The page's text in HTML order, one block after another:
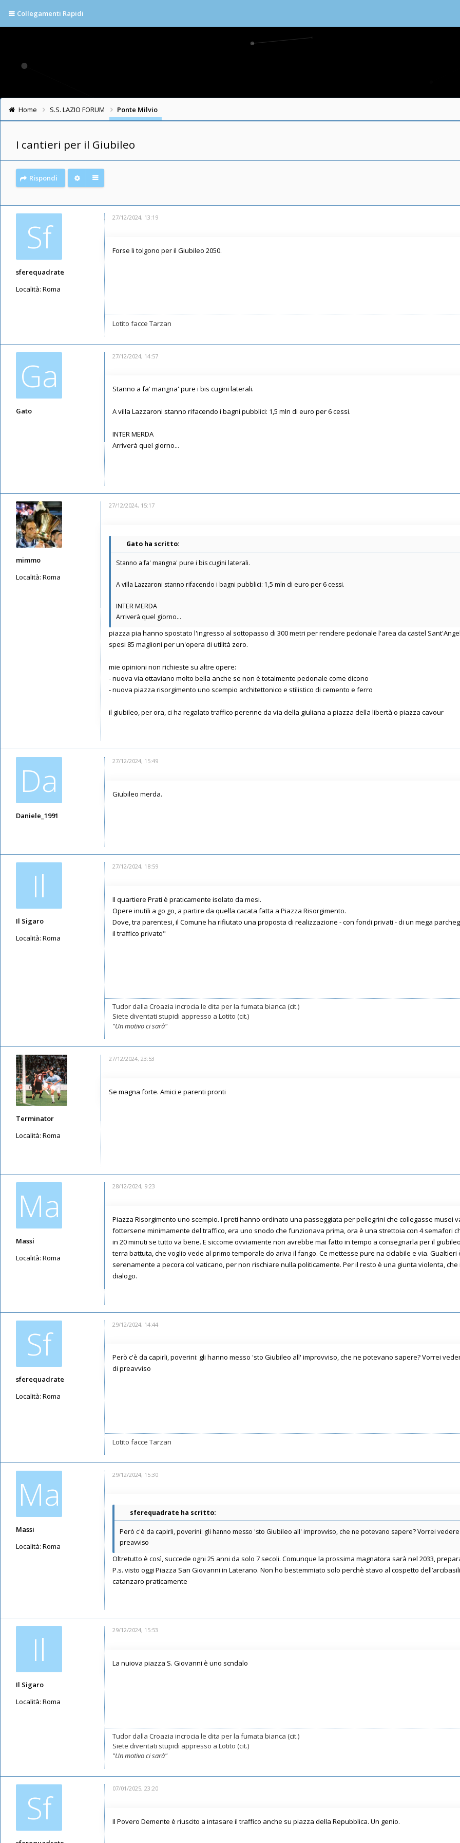
Collegamenti Rapidi
Home S.S. LAZIO FORUM Ponte Milvio
I cantieri per il Giubileo
Rispondi
Sf
sferequadrate
Località: Roma
27/12/2024, 13:19
Forse li tolgono per il Giubileo 2050.
Lotito facce Tarzan
Ga
Gato
27/12/2024, 14:57
Stanno a fa' mangna' pure i bis cugini laterali.
A villa Lazzaroni stanno rifacendo i bagni pubblici: 1,5 mln di euro per 6 cessi.
INTER MERDA
Arriverà quel giorno...
mimmo
Località: Roma
27/12/2024, 15:17
Gato ha scritto:
Stanno a fa' mangna' pure i bis cugini laterali.
A villa Lazzaroni stanno rifacendo i bagni pubblici: 1,5 mln di euro per 6 cessi.
INTER MERDA
Arriverà quel giorno...
piazza pia hanno spostato l'ingresso al sottopasso di 300 metri per rendere pedonale l'area da castel
spesi 85 maglioni per un'opera di utilità zero.
mie opinioni non richieste su altre opere:
- nuova via ottaviano molto bella anche se non è totalmente pedonale come dicono
- nuova piazza risorgimento uno scempio architettonico e stilistico di cemento e ferro
il giubileo, per ora, ci ha regalato traffico perenne da via della giuliana a piazza della libertà o piazza cavour
Da
Daniele_1991
27/12/2024, 15:49
Giubileo merda.
Il
Il Sigaro
Località: Roma
27/12/2024, 18:59
Il quartiere Prati è praticamente isolato da mesi.
Opere inutili a go go, a partire da quella cacata fatta a Piazza Risorgimento.
Dove, tra parentesi, il Comune ha rifiutato una proposta di realizzazione - con fondi privati - di un mega
il traffico privato"
Tudor dalla Croazia incrocia le dita per la fumata bianca (cit.)
Siete diventati stupidi appresso a Lotito (cit.)
"Un motivo ci sarà"
Terminator
Località: Roma
27/12/2024, 23:53
Se magna forte. Amici e parenti pronti
Ma
Massi
Località: Roma
28/12/2024, 9:23
Piazza Risorgimento uno scempio. I preti hanno ordinato una passeggiata per pellegrini che collegasse musei
fottersene minimamente del traffico, era uno snodo che funzionava prima, ora è una strettoia con 4 semafori
in 20 minuti se tutto va bene. E siccome ovviamente non avrebbe mai fatto in tempo a consegnarla per il
terra battuta, che voglio vede al primo temporale do ariva il fango. Ce mettesse pure na ciclabile e via.
serenamente a pecora col vaticano, per non rischiare nulla politicamente. Per il resto è una giunta violenta,
dialogo.
Sf
sferequadrate
Località: Roma
29/12/2024, 14:44
Però c'è da capirli, poverini: gli hanno messo 'sto Giubileo all' improvviso, che ne potevano sapere? Vorrei
di preavviso
Lotito facce Tarzan
Ma
Massi
Località: Roma
29/12/2024, 15:30
sferequadrate ha scritto:
Però c'è da capirli, poverini: gli hanno messo 'sto Giubileo all' improvviso, che ne potevano sapere? Vorrei
preavviso
Oltretutto è così, succede ogni 25 anni da solo 7 secoli. Comunque la prossima magnatora sarà nel 2033,
P.s. visto oggi Piazza San Giovanni in Laterano. Non ho bestemmiato solo perchè stavo al cospetto
catanzaro praticamente
Il
Il Sigaro
Località: Roma
29/12/2024, 15:53
La nuiova piazza S. Giovanni è uno scndalo
Tudor dalla Croazia incrocia le dita per la fumata bianca (cit.)
Siete diventati stupidi appresso a Lotito (cit.)
"Un motivo ci sarà"
Sf 07/01/2025, 23:20
Il Povero Demente è riuscito a intasare il traffico anche su piazza della Repubblica. Un genio.